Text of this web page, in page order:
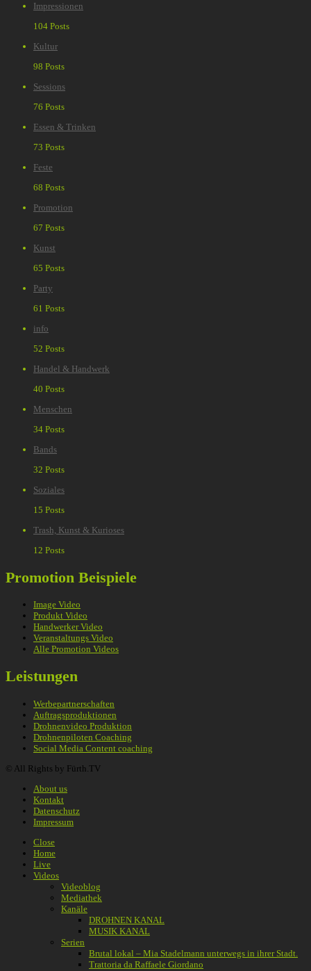
Impressionen
104 Posts
Kultur
98 Posts
Sessions
76 Posts
Essen & Trinken
73 Posts
Feste
68 Posts
Promotion
67 Posts
Kunst
65 Posts
Party
61 Posts
info
52 Posts
Handel & Handwerk
40 Posts
Menschen
34 Posts
Bands
32 Posts
Soziales
15 Posts
Trash, Kunst & Kurioses
12 Posts
Promotion Beispiele
Image Video
Produkt Video
Handwerker Video
Veranstaltungs Video
Alle Promotion Videos
Leistungen
Werbepartnerschaften
Auftragsproduktionen
Drohnenvideo Produktion
Drohnenpiloten Coaching
Social Media Content coaching
© All Rights by Fürth.TV
About us
Kontakt
Datenschutz
Impressum
Close
Home
Live
Videos
Videoblog
Mediathek
Kanäle
DROHNEN KANAL
MUSIK KANAL
Serien
Brutal lokal – Mia Stadelmann unterwegs in ihrer Stadt.
Trattoria da Raffaele Giordano